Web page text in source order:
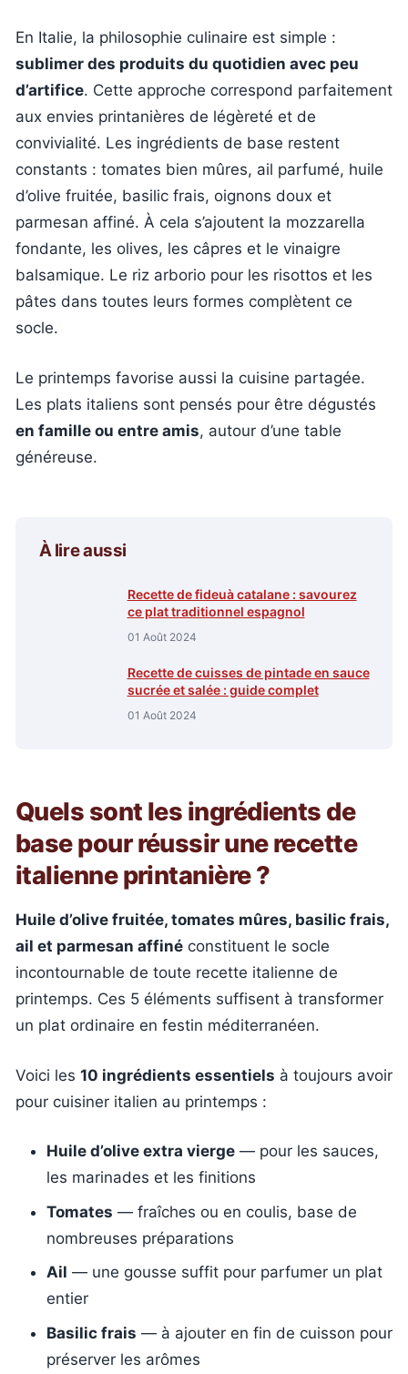
En Italie, la philosophie culinaire est simple :
sublimer des produits du quotidien avec peu
d’artifice. Cette approche correspond parfaitement
aux envies printanières de légèreté et de
convivialité. Les ingrédients de base restent
constants : tomates bien mûres, ail parfumé, huile
d’olive fruitée, basilic frais, oignons doux et
parmesan affiné. À cela s’ajoutent la mozzarella
fondante, les olives, les câpres et le vinaigre
balsamique. Le riz arborio pour les risottos et les
pâtes dans toutes leurs formes complètent ce
socle.
Le printemps favorise aussi la cuisine partagée.
Les plats italiens sont pensés pour être dégustés
en famille ou entre amis, autour d’une table
généreuse.
À lire aussi
Recette de fideuà catalane : savourez
ce plat traditionnel espagnol
01 Août 2024
Recette de cuisses de pintade en sauce
sucrée et salée : guide complet
01 Août 2024
Quels sont les ingrédients de
base pour réussir une recette
italienne printanière ?
Huile d’olive fruitée, tomates mûres, basilic frais,
ail et parmesan affiné constituent le socle
incontournable de toute recette italienne de
printemps. Ces 5 éléments suffisent à transformer
un plat ordinaire en festin méditerranéen.
Voici les 10 ingrédients essentiels à toujours avoir
pour cuisiner italien au printemps :
Huile d’olive extra vierge — pour les sauces,
les marinades et les finitions
Tomates — fraîches ou en coulis, base de
nombreuses préparations
Ail — une gousse suffit pour parfumer un plat
entier
Basilic frais — à ajouter en fin de cuisson pour
préserver les arômes